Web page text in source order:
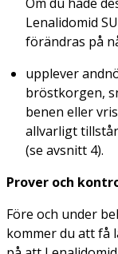
Lenalidomid
förändras på
upplever
bröstkorgen,
benen eller
allvarligt
(se avsnitt 4).
Prover och
Före och under
kommer du att få